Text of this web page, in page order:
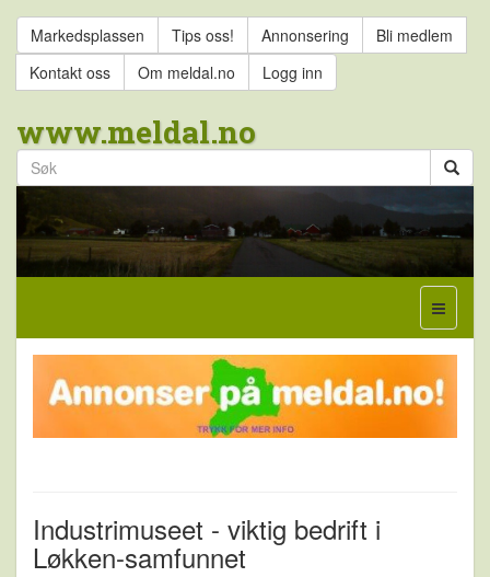
Markedsplassen Tips oss! Annonsering
Bli medlem
Kontakt oss
Om meldal.no Logg inn
www.meldal.no
Industrimuseet - viktig bedrift i
Løkken-samfunnet